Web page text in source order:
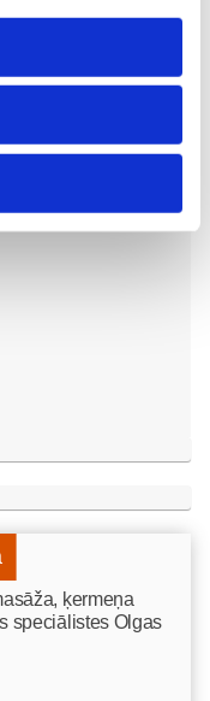
ķermeņa
speciālistes Olgas